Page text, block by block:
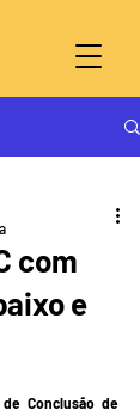
com
e
de Conclusão de